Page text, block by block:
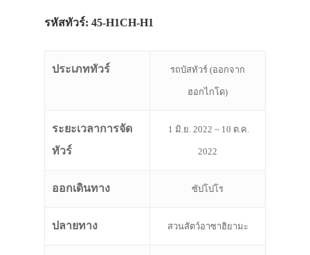
รหัสทัวร์: 45-H1CH-H1
ประเภททัวร์ รถบัสทัวร์ (ออกจาก
ฮอกไกโด)
ระยะเวลาการจัด
ทัวร์
1 มิ.ย. 2022 ~ 10 ต.ค.
2022
ออกเดินทาง ซัปโปโร
ปลายทาง สวนสัตว์อาซาฮิยามะ